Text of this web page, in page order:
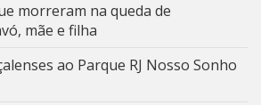
morreram na queda de
mãe e filha
ao Parque RJ Nosso Sonho